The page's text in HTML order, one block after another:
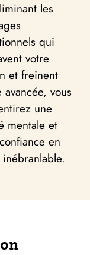
les
qui
votre
et freinent
avancée, vous
une
mentale et
en
inébranlable.